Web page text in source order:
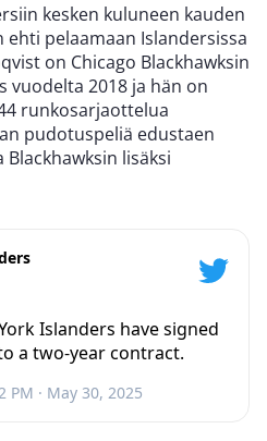
kesken kuluneen kauden
ehti pelaamaan Islandersissa
on Chicago Blackhawksin
vuodelta 2018 ja hän on
runkosarjaottelua
pudotuspeliä edustaen
lisäksi
Islanders have signed
a two-year contract.
PM · May 30, 2025